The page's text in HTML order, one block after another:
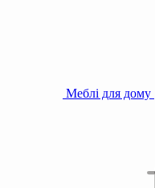
Меблі для дому